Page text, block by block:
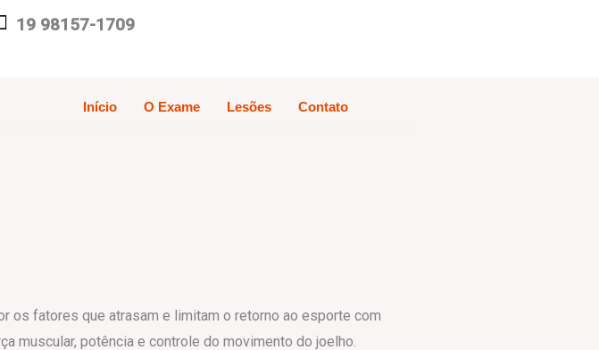
19 98157-1709
Início O Exame Lesões Contato
os fatores que atrasam e limitam o retorno ao esporte com
muscular, potência e controle do movimento do joelho.